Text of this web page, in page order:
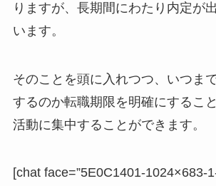
りますが、長期間にわたり内定が
います。
そのことを頭に入れつつ、いつま
するのか転職期限を明確にするこ
活動に集中することができます。
[chat face=”5E0C1401-1024×683-